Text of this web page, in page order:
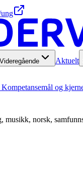
Videregående Aktuelt
Kompetansemål og
musikk, norsk,